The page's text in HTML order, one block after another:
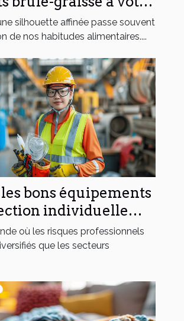
silhouette affinée passe souvent
de nos habitudes alimentaires....
bons équipements
individuelle
secteurs
où les risques professionnels
que les secteurs